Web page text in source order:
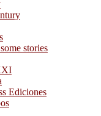
stories
Ediciones